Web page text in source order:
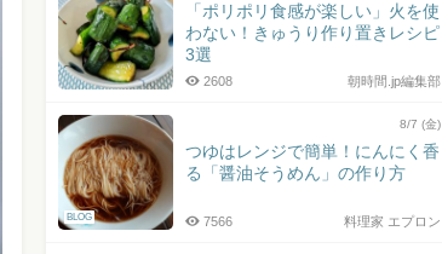
「ポリポリ食感が楽しい」火を使
わない！きゅうり作り置きレシピ
3選
朝時間.jp編集部
2608
BLOG
8/7 (金)
つゆはレンジで簡単！にんにく香
る「醤油そうめん」の作り方
料理家 エプロン
7566